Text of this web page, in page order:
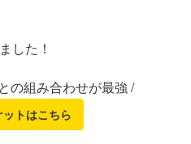
した！
の組み合わせが最強 /
トはこちら